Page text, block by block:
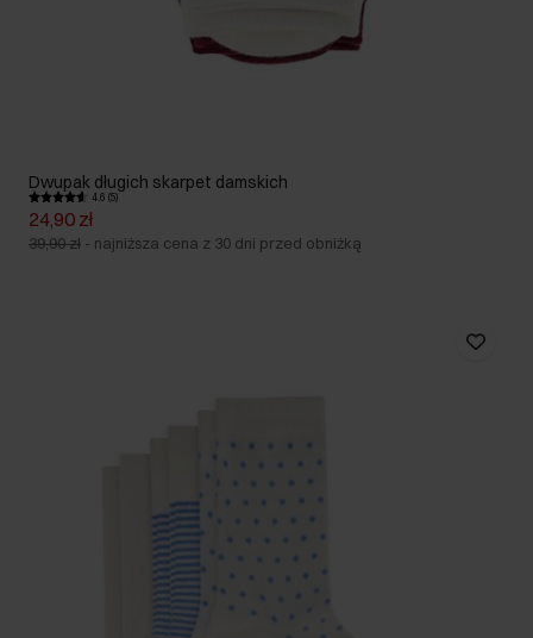
Dwupak długich skarpet damskich
4.6 (5)
24,90 zł
39,90 zł - najniższa cena z 30 dni przed obniżką